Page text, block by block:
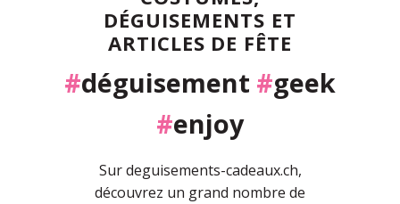
DÉGUISEMENTS ET
ARTICLES DE FÊTE
#déguisement #geek
#enjoy
Sur deguisements-cadeaux.ch,
découvrez un grand nombre de